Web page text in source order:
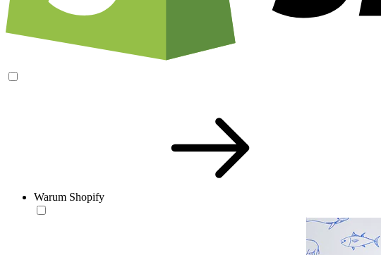
Warum Shopify